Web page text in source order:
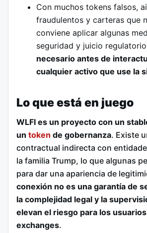
Con muchos tokens falsos,
fraudulentos y carteras que
conviene aplicar algunas
seguridad y juicio
necesario antes de
cualquier activo que use la
Lo que está en juego
WLFI es un proyecto con un
un token de gobernanza. Existe
contractual indirecta con
la familia Trump, lo que algunas
para dar una apariencia de
conexión no es una garantía de
la complejidad legal y la
elevan el riesgo para los
exchanges.